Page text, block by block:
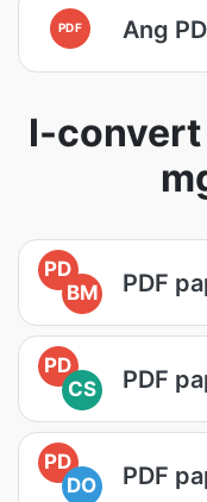
PDF Ang
I-convert
PD
BM
PDF
PD
CS
PDF
PD
DO
PDF